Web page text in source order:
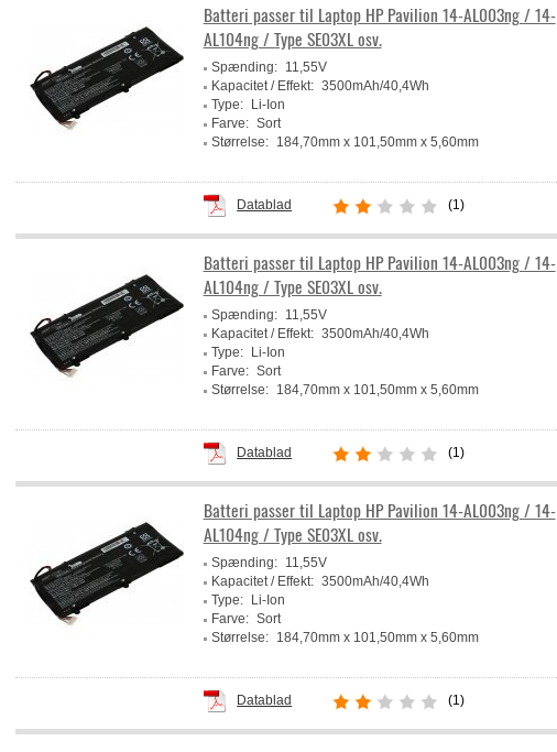
Batteri passer til Laptop HP Pavilion 14-AL003ng / 14-
AL104ng / Type SE03XL osv.
Spænding:
11,55V
Kapacitet / Effekt: 3500mAh/40,4Wh
Type:
Li-Ion
Farve: Sort
Størrelse:
184,70mm x 101,50mm x 5,60mm
Datablad (1)
Batteri passer til Laptop HP Pavilion 14-AL003ng / 14-
AL104ng / Type SE03XL osv.
Spænding:
11,55V
Kapacitet / Effekt: 3500mAh/40,4Wh
Type:
Li-Ion
Farve: Sort
Størrelse:
184,70mm x 101,50mm x 5,60mm
Datablad (1)
Batteri passer til Laptop HP Pavilion 14-AL003ng / 14-
AL104ng / Type SE03XL osv.
Spænding:
11,55V
Kapacitet / Effekt: 3500mAh/40,4Wh
Type:
Li-Ion
Farve: Sort
Størrelse:
184,70mm x 101,50mm x 5,60mm
Datablad (1)